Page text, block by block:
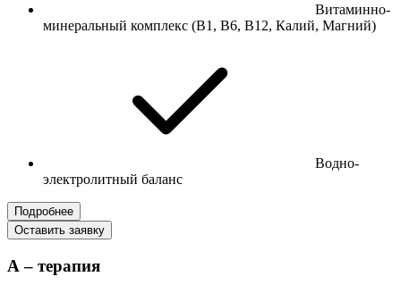
Витаминно-
минеральный комплекс (В1, В6, В12, Калий, Магний)
Водно-
электролитный баланс
Подробнее
Оставить заявку
А – терапия